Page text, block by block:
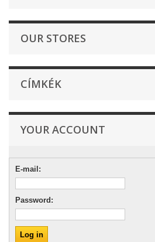
OUR STORES
CÍMKÉK
YOUR ACCOUNT
E-mail:
Password: